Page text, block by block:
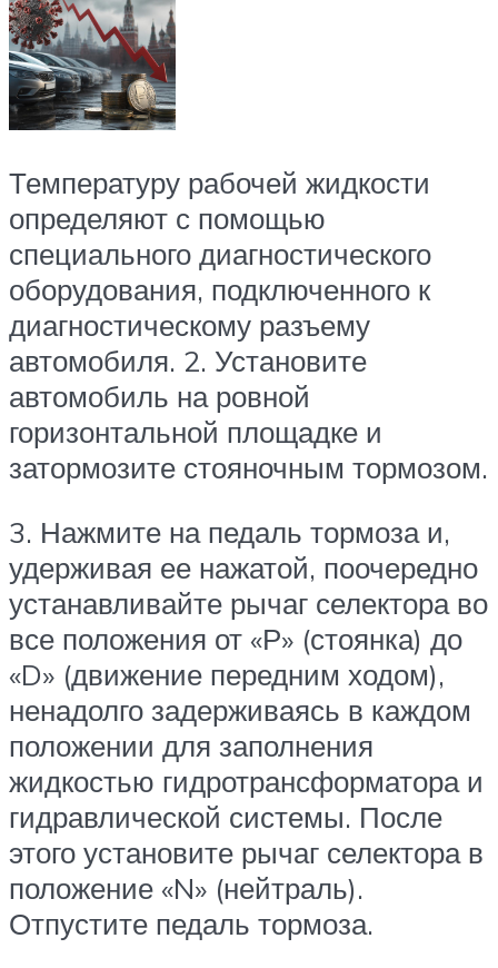
Температуру рабочей жидкости
определяют с помощью
специального диагностического
оборудования, подключенного к
диагностическому разъему
автомобиля. 2. Установите
автомобиль на ровной
горизонтальной площадке и
затормозите стояночным тормозом.
3. Нажмите на педаль тормоза и,
удерживая ее нажатой, поочередно
устанавливайте рычаг селектора во
все положения от «Р» (стоянка) до
«D» (движение передним ходом),
ненадолго задерживаясь в каждом
положении для заполнения
жидкостью гидротрансформатора и
гидравлической системы. После
этого установите рычаг селектора в
положение «N» (нейтраль).
Отпустите педаль тормоза.